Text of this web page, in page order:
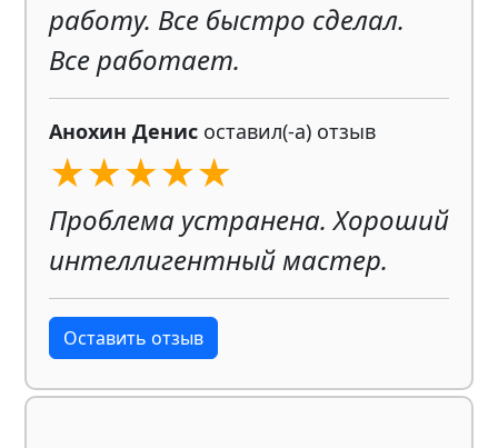
работу. Все быстро сделал.
Все работает.
Анохин Денис оставил(-а) отзыв
★★★★★
Проблема устранена. Хороший
интеллигентный мастер.
Оставить отзыв